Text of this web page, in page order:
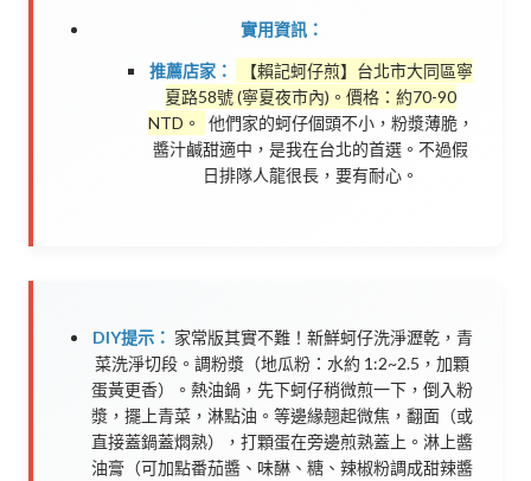
實用資訊：
推薦店家：
【賴記蚵仔煎】台北市大同區寧
夏路58號 (寧夏夜市內)。價格：約70-90
NTD。
他們家的蚵仔個頭不小，粉漿薄脆，
醬汁鹹甜適中，是我在台北的首選。不過假
日排隊人龍很長，要有耐心。
DIY提示： 家常版其實不難！新鮮蚵仔洗淨瀝乾，青
菜洗淨切段。調粉漿（地瓜粉：水約 1:2~2.5，加顆
蛋黃更香）。熱油鍋，先下蚵仔稍微煎一下，倒入粉
漿，擺上青菜，淋點油。等邊緣翹起微焦，翻面（或
直接蓋鍋蓋燜熟），打顆蛋在旁邊煎熟蓋上。淋上醬
油膏（可加點番茄醬、味醂、糖、辣椒粉調成甜辣醬